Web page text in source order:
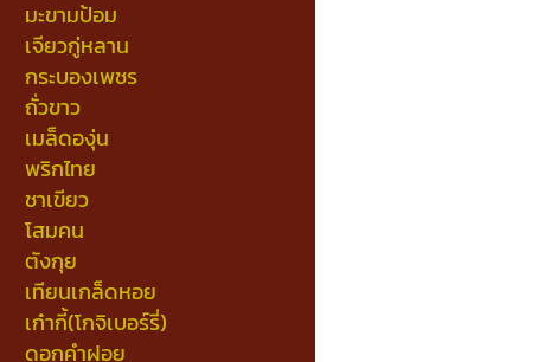
มะขามป้อม
เจียวกู่หลาน
กระบองเพชร
ถั่วขาว
เมล็ดองุ่น
พริกไทย
ชาเขียว
โสมคน
ตังกุย
เทียนเกล็ดหอย
เก๋ากี้(โกจิเบอร์รี่)
ดอกคำฝอย